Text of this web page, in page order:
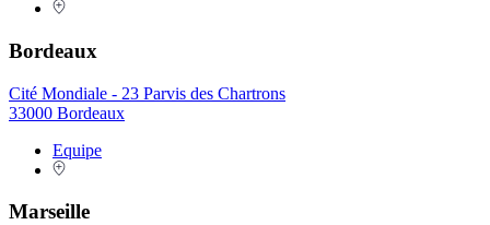
Bordeaux
Cité Mondiale - 23 Parvis des Chartrons
33000 Bordeaux
Equipe
Marseille